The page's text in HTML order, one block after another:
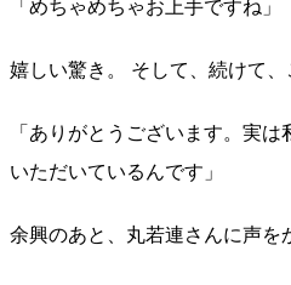
「めちゃめちゃお上手ですね」
嬉しい驚き。 そして、続けて、
「ありがとうございます。実
いただいているんです」
余興のあと、丸若連さんに声を